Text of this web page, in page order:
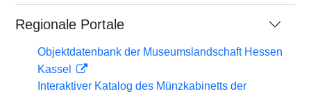
Regionale Portale
Objektdatenbank der Museumslandschaft Hessen
Kassel
Interaktiver Katalog des Münzkabinetts der